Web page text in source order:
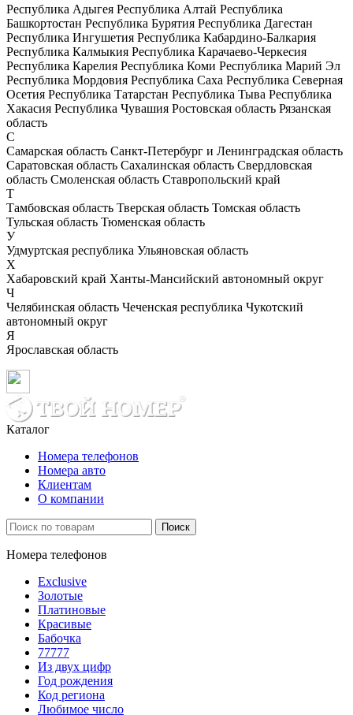
Республика Адыгея Республика Алтай Республика
Башкортостан Республика Бурятия Республика Дагестан
Республика Ингушетия Республика Кабардино-Балкария
Республика Калмыкия Республика Карачаево-Черкесия
Республика Карелия Республика Коми Республика Марий Эл
Республика Мордовия Республика Саха Республика Северная
Осетия Республика Татарстан Республика Тыва Республика
Хакасия Республика Чувашия Ростовская область Рязанская
область
С
Самарская область Санкт-Петербург и Ленинградская область
Саратовская область Сахалинская область Свердловская
область Смоленская область Ставропольский край
Т
Тамбовская область Тверская область Томская область
Тульская область Тюменская область
У
Удмуртская республика Ульяновская область
Х
Хабаровский край Ханты-Мансийский автономный округ
Ч
Челябинская область Чеченская республика Чукотский
автономный округ
Я
Ярославская область
Каталог
Номера телефонов
Номера авто
Клиентам
О компании
Поиск
Номера телефонов
Exclusive
Золотые
Платиновые
Красивые
Бабочка
77777
Из двух цифр
Год рождения
Код региона
Любимое число